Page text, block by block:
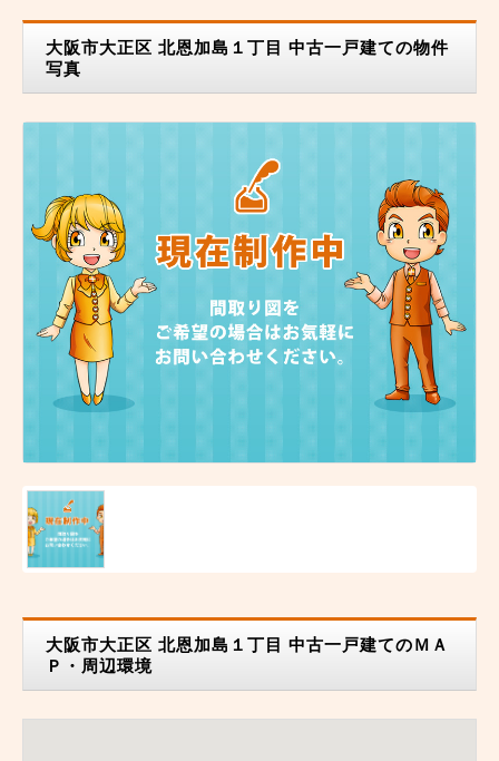
大阪市大正区 北恩加島１丁目 中古一戸建ての物件
写真
大阪市大正区 北恩加島１丁目 中古一戸建てのＭＡ
Ｐ・周辺環境